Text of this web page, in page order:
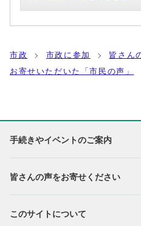
市政 市政に参加
皆さん
お寄せいただいた「市民の声」
手続きやイベントのご案内
皆さんの声をお寄せください
このサイトについて